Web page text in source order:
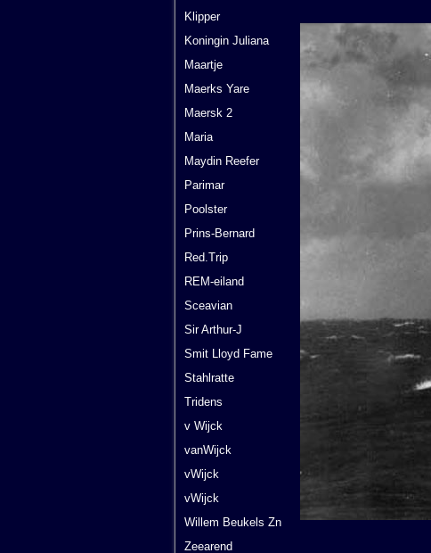
Klipper
Koningin Juliana
Maartje
Maerks Yare
Maersk 2
Maria
Maydin Reefer
Parimar
Poolster
Prins-Bernard
Red.Trip
REM-eiland
Sceavian
Sir Arthur-J
Smit Lloyd Fame
Stahlratte
Tridens
v Wijck
vanWijck
vWijck
vWijck
Willem Beukels Zn
Zeearend